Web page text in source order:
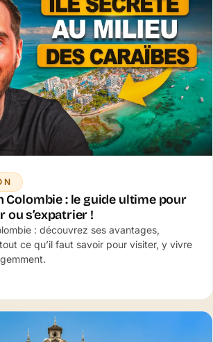
Colombie : le guide ultime pour
s’expatrier !
: découvrez ses avantages,
ce qu’il faut savoir pour visiter, y vivre